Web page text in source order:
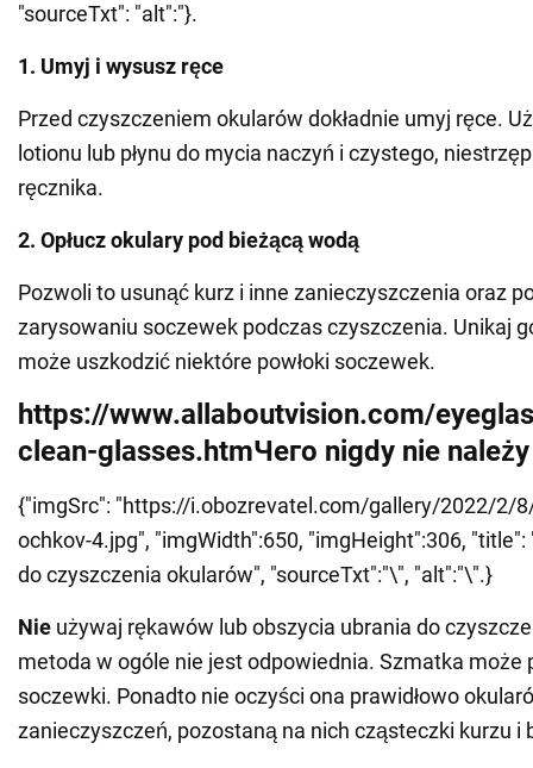
"sourceTxt": "alt":"}.
1. Umyj i wysusz ręce
Przed czyszczeniem okularów dokładnie umyj ręce.
lotionu lub płynu do mycia naczyń i czystego,
ręcznika.
2. Opłucz okulary pod bieżącą wodą
Pozwoli to usunąć kurz i inne zanieczyszczenia oraz
zarysowaniu soczewek podczas czyszczenia. Unikaj
może uszkodzić niektóre powłoki soczewek.
https://www.allaboutvision.com/
clean-glasses.htmЧего nigdy nie
{"imgSrc": "https://i.obozrevatel.com/gallery/2022/2/
ochkov-4.jpg", "imgWidth":650, "imgHeight":306,
do czyszczenia okularów", "sourceTxt":"\", "alt":"\".}
Nie używaj rękawów lub obszycia ubrania do
metoda w ogóle nie jest odpowiednia. Szmatka może
soczewki. Ponadto nie oczyści ona prawidłowo
zanieczyszczeń, pozostaną na nich cząsteczki kurzu i